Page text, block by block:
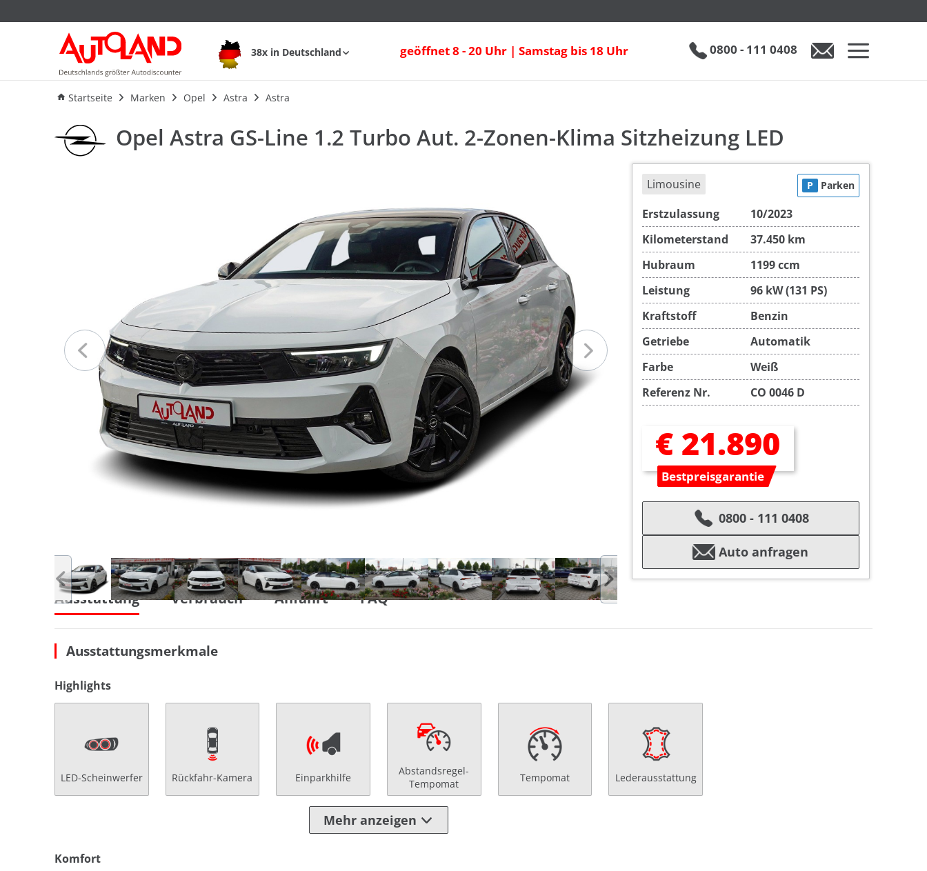
38x in Deutschland geöffnet 8 - 20 Uhr | Samstag bis 18 Uhr 0800 - 111 0408
Startseite Marken Opel Astra Astra
Opel Astra GS-Line 1.2 Turbo Aut. 2-Zonen-Klima Sitzheizung LED
Ausstattung Verbrauch
Opel Astra GS-Line 1.2 Turbo Aut. 2-Zonen-Klima Sitzheizung LED
Limousine P Parken
Erstzulassung
10/2023
Kilometerstand
37.450 km
Hubraum
1199 ccm
Leistung
96 kW (131 PS)
Kraftstoff
Benzin
Getriebe
Automatik
Farbe
Weiß
Referenz Nr.
CO 0046 D
€ 21.890
Bestpreisgarantie
0800 - 111 0408
Auto anfragen
Ausstattung Verbrauch Anfahrt FAQ
Ausstattungsmerkmale
Highlights
LED-Scheinwerfer Rückfahr-Kamera Einparkhilfe
Abstandsregel-
Tempomat
Tempomat Lederausstattung
Mehr anzeigen
Komfort